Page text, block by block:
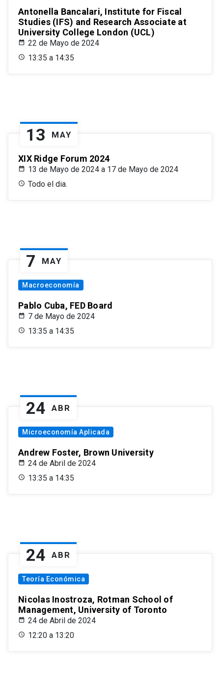
Antonella Bancalari, Institute for Fiscal
Studies (IFS) and Research Associate at
University College London (UCL)
22 de Mayo de 2024
13:35 a 14:35
13 MAY
XIX Ridge Forum 2024
13 de Mayo de 2024 a 17 de Mayo de 2024
Todo el dia.
7 MAY
Macroeconomía
Pablo Cuba, FED Board
7 de Mayo de 2024
13:35 a 14:35
24 ABR
Microeconomía Aplicada
Andrew Foster, Brown University
24 de Abril de 2024
13:35 a 14:35
24 ABR
Teoría Económica
Nicolas Inostroza, Rotman School of
Management, University of Toronto
24 de Abril de 2024
12:20 a 13:20